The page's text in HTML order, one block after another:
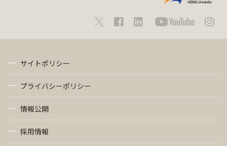
サイトポリシー
プライバシーポリシー
情報公開
採用情報